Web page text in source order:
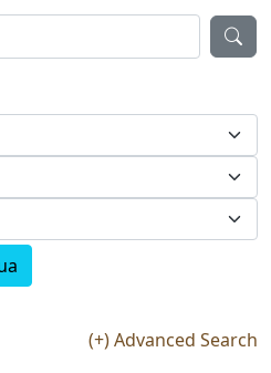
(+) Advanced Search